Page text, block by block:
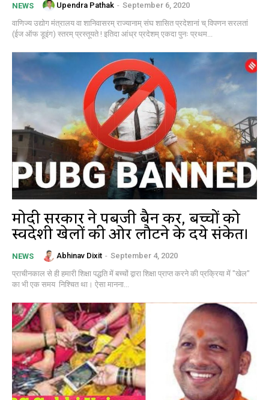
NEWS Upendra Pathak - September 6, 2020
वाणिज्य उद्योग मंत्रालय वा शानिवासरम् राज्यानाम् संघ शासित प्रदेशानां च् विपणन सरलतां
(ईज ऑफ डूइंग) स्तरम् प्रस्तूयते ! इतिदा आंध्र प्रदेशम् एकदा पुनः प्रथम...
मोदी सरकार ने पबजी बैन कर, बच्चों को
स्वदेशी खेलों की ओर लौटने के दिये संकेत।
NEWS Abhinav Dixit - September 4, 2020
प्राचीनकाल से ही हमारी शिक्षा पद्धति में बच्चों द्वारा शिक्षा प्राप्त करने की प्रक्रिया में "खेल"
का भी एक समय निश्चित था। ऐसा मानना...